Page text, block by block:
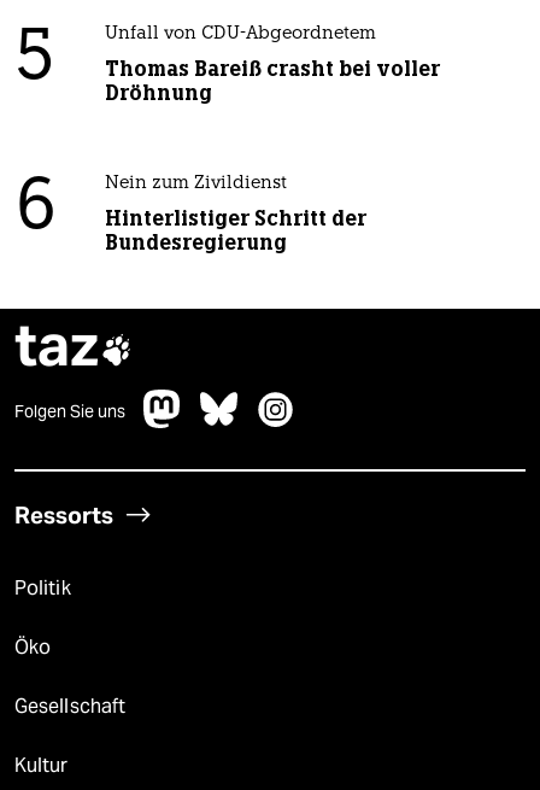
5 Unfall von CDU-Abgeordnetem
Thomas Bareiß crasht bei voller
Dröhnung
6 Nein zum Zivildienst
Hinterlistiger Schritt der
Bundesregierung
taz
Folgen Sie uns
Ressorts
Politik
Öko
Gesellschaft
Kultur